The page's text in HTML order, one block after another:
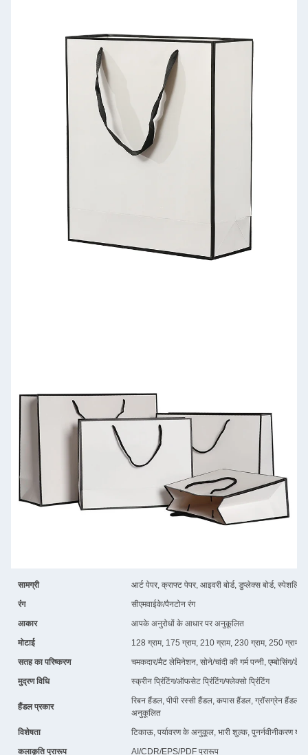
सामग्री
आर्ट पेपर, क्राफ्ट पेपर, आइवरी बोर्ड, डुप्लेक्स बोर्ड, स्पेशलिटी
रंग
सीएमवाईके/पैनटोन रंग
आकार
आपके अनुरोधों के आधार पर अनुकूलित
मोटाई
128 ग्राम, 175 ग्राम, 210 ग्राम, 230 ग्राम, 250 ग्राम,
सतह का परिष्करण
चमकदार/मैट लेमिनेशन, सोने/चांदी की गर्म पन्नी, एम्बोसिंग/
मुद्रण विधि
स्क्रीन प्रिंटिंग/ऑफसेट प्रिंटिंग/फ्लेक्सो प्रिंटिंग
हैंडल प्रकार
रिबन हैंडल, पीपी रस्सी हैंडल, कपास हैंडल, ग्रॉसग्रेन
अनुकूलित
विशेषता
टिकाऊ, पर्यावरण के अनुकूल, भारी शुल्क, पुनर्नवीनीकरण योग्य
कलाकृति प्रारूप
AI/CDR/EPS/PDF प्रारूप